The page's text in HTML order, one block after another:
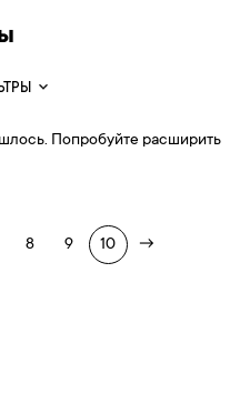
Попробуйте расширить
8 9 10 →